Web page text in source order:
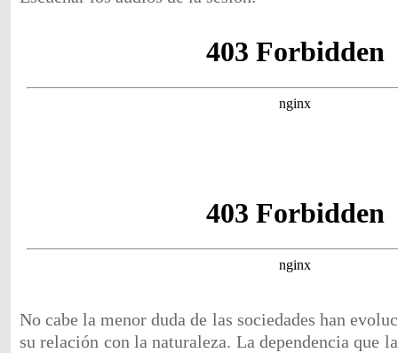
No cabe la menor duda de las sociedades han
su relación con la naturaleza. La dependencia que